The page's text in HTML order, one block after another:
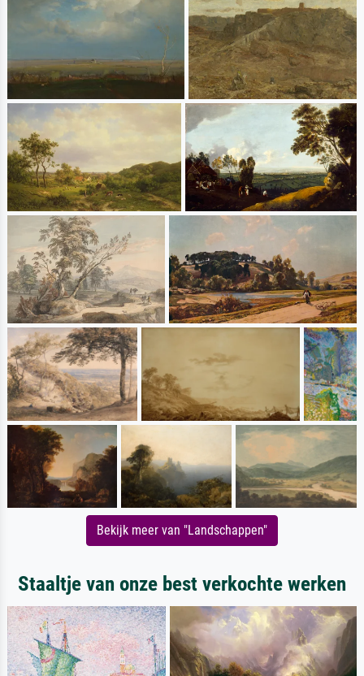
Bekijk meer van "Landschappen"
Staaltje van onze best verkochte werken